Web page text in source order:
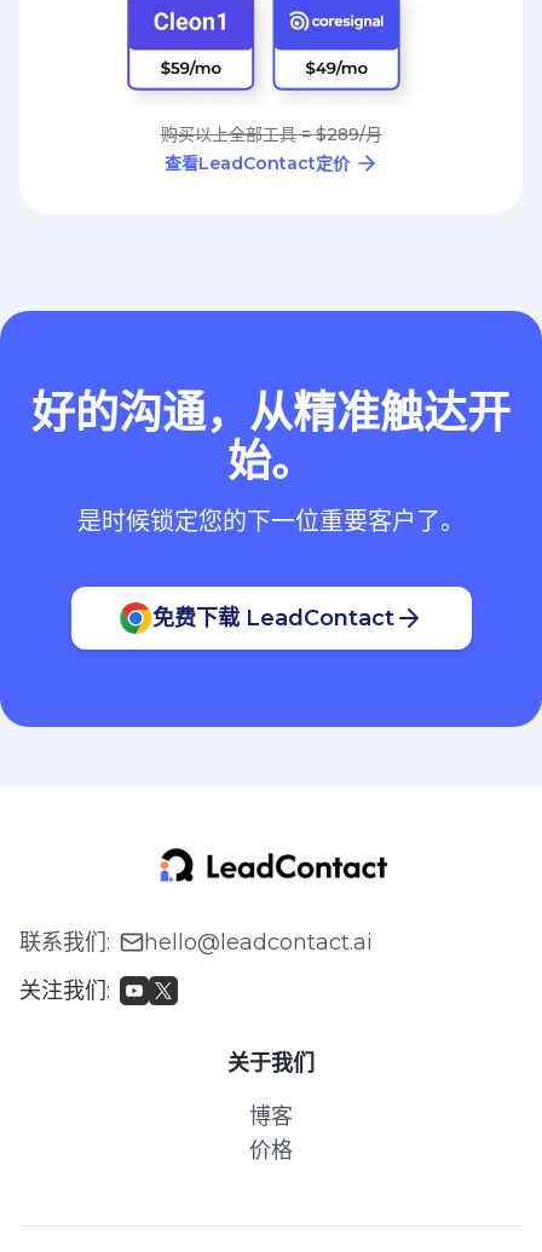
购买以上全部工具 = $289/月
查看LeadContact定价
好的沟通，从精准触达开
始。
是时候锁定您的下一位重要客户了。
免费下载 LeadContact
联系我们:
hello@leadcontact.ai
关注我们:
关于我们
博客
价格